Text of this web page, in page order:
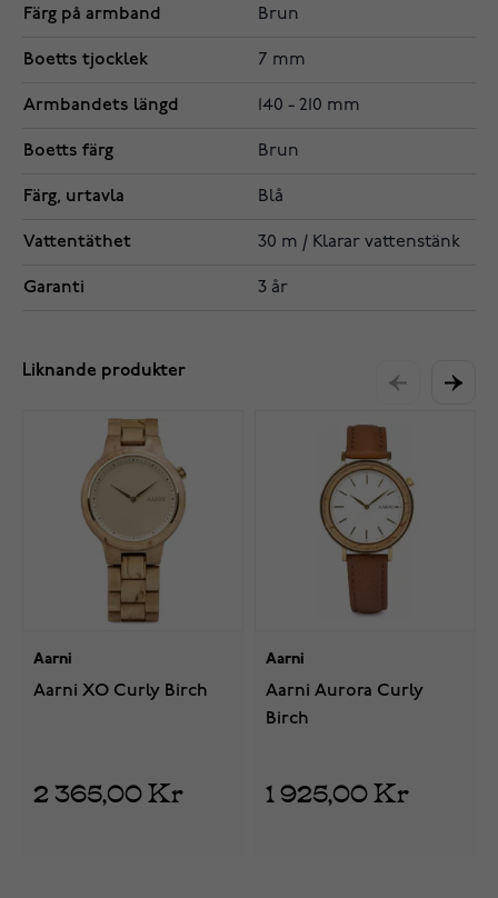
Färg på armband Brun
Boetts tjocklek 7 mm
Armbandets längd 140 - 210 mm
Boetts färg Brun
Färg, urtavla Blå
Vattentäthet 30 m / Klarar vattenstänk
Garanti 3 år
Liknande produkter
Aarni
Aarni XO Curly Birch
2 365,00 Kr
Aarni
Aarni Aurora Curly
Birch
1 925,00 Kr